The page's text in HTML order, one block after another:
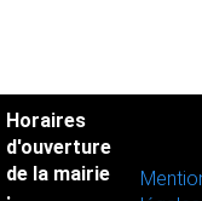
Horaires
d'ouverture
de la mairie